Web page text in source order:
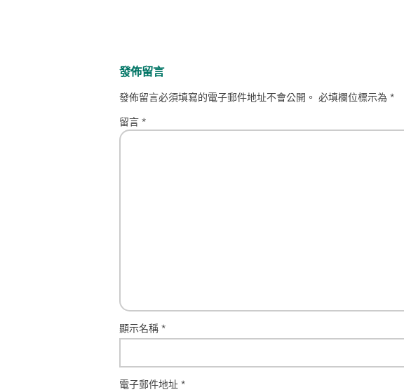
發佈留言
發佈留言必須填寫的電子郵件地址不會公開。 必填欄位標示為 *
留言 *
顯示名稱 *
電子郵件地址 *